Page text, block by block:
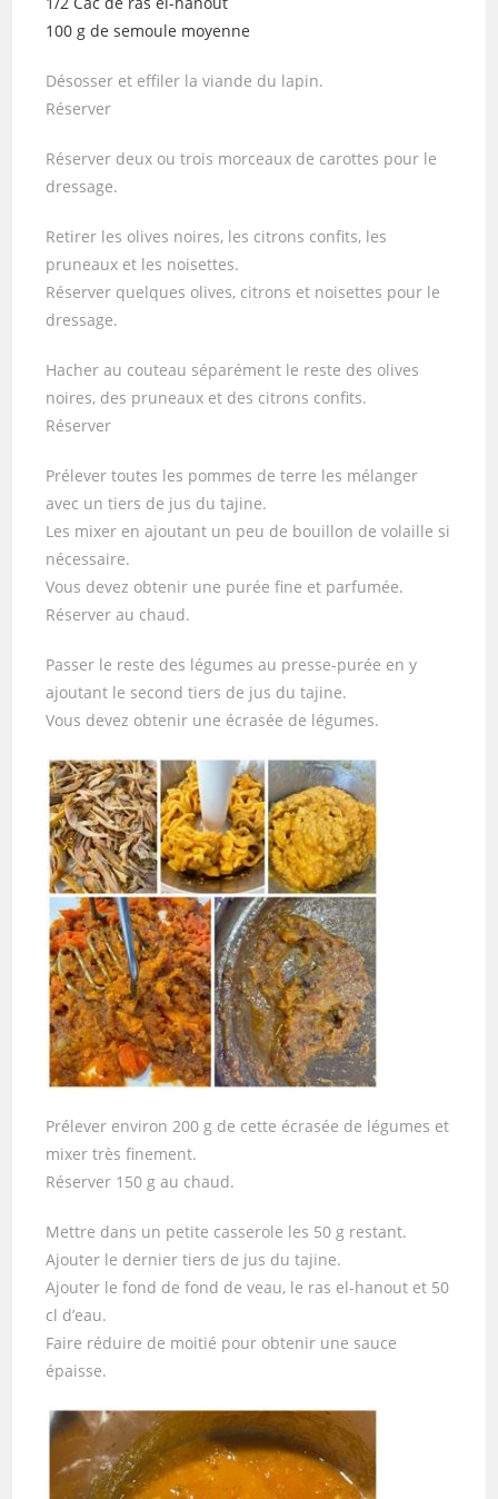
100 g de semoule moyenne
Désosser et effiler la viande du lapin.
Réserver
Réserver deux ou trois morceaux de carottes pour le
dressage.
Retirer les olives noires, les citrons confits, les
pruneaux et les noisettes.
Réserver quelques olives, citrons et noisettes pour le
dressage.
Hacher au couteau séparément le reste des olives
noires, des pruneaux et des citrons confits.
Réserver
Prélever toutes les pommes de terre les mélanger
avec un tiers de jus du tajine.
Les mixer en ajoutant un peu de bouillon de volaille si
nécessaire.
Vous devez obtenir une purée fine et parfumée.
Réserver au chaud.
Passer le reste des légumes au presse-purée en y
ajoutant le second tiers de jus du tajine.
Vous devez obtenir une écrasée de légumes.
Prélever environ 200 g de cette écrasée de légumes et
mixer très finement.
Réserver 150 g au chaud.
Mettre dans un petite casserole les 50 g restant.
Ajouter le dernier tiers de jus du tajine.
Ajouter le fond de fond de veau, le ras el-hanout et 50
cl d’eau.
Faire réduire de moitié pour obtenir une sauce
épaisse.